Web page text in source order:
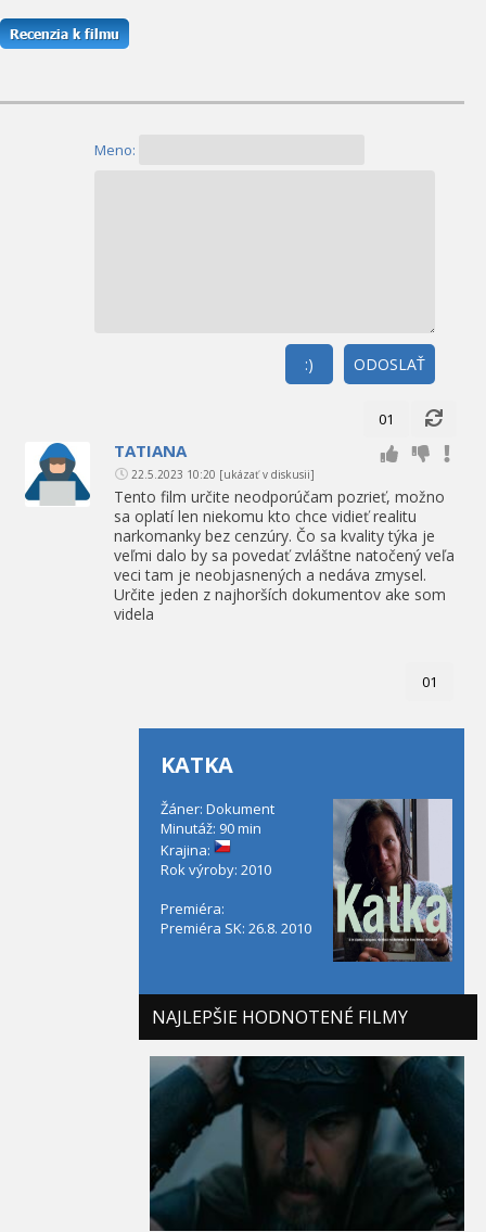
Meno:
ODOSLAŤ
:)
01
TATIANA
22.5.2023 10:20 [ukázať v diskusii]
Tento film určite neodporúčam pozrieť, možno
sa oplatí len niekomu kto chce vidieť realitu
narkomanky bez cenzúry. Čo sa kvality týka je
veľmi dalo by sa povedať zvláštne natočený veľa
veci tam je neobjasnených a nedáva zmysel.
Určite jeden z najhorších dokumentov ake som
videla
01
KATKA
Žáner: Dokument
Minutáž: 90 min
Krajina:
Rok výroby: 2010
Premiéra:
Premiéra SK: 26.8. 2010
NAJLEPŠIE HODNOTENÉ FILMY